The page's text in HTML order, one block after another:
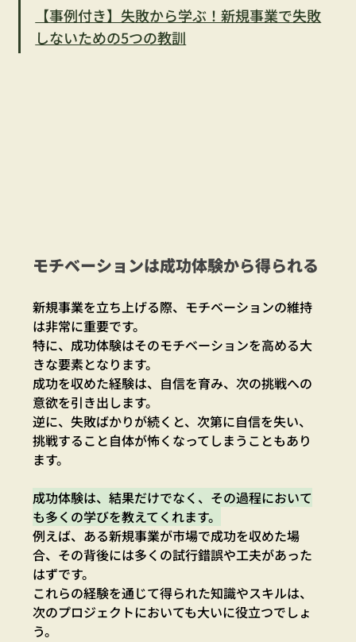
【事例付き】失敗から学ぶ！新規事業で失敗
しないための5つの教訓
モチベーションは成功体験から得られる
新規事業を立ち上げる際、モチベーションの維持
は非常に重要です。
特に、成功体験はそのモチベーションを高める大
きな要素となります。
成功を収めた経験は、自信を育み、次の挑戦への
意欲を引き出します。
逆に、失敗ばかりが続くと、次第に自信を失い、
挑戦すること自体が怖くなってしまうこともあり
ます。
成功体験は、結果だけでなく、その過程において
も多くの学びを教えてくれます。
例えば、ある新規事業が市場で成功を収めた場
合、その背後には多くの試行錯誤や工夫があった
はずです。
これらの経験を通じて得られた知識やスキルは、
次のプロジェクトにおいても大いに役立つでしょ
う。